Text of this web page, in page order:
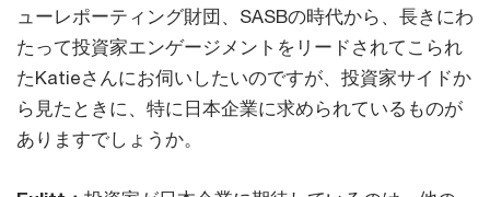
ューレポーティング財団、SASBの時代から、長きにわ
たって投資家エンゲージメントをリードされてこられ
たKatieさんにお伺いしたいのですが、投資家サイドか
ら見たときに、特に日本企業に求められているものが
ありますでしょうか。